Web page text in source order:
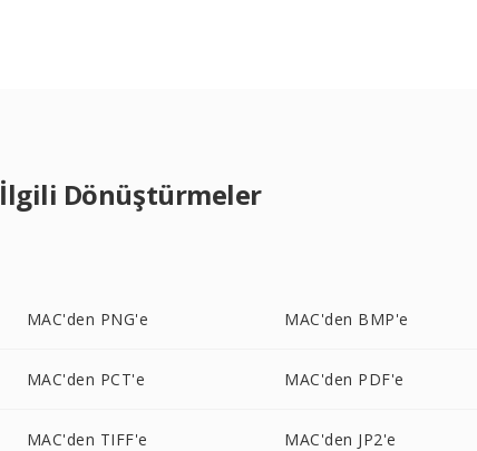
İlgili Dönüştürmeler
MAC'den PNG'e MAC'den BMP'e
MAC'den PCT'e MAC'den PDF'e
MAC'den TIFF'e MAC'den JP2'e